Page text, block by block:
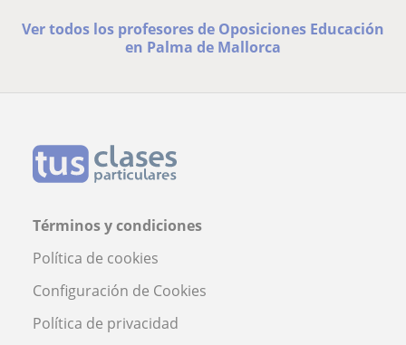
Ver todos los profesores de Oposiciones Educación
en Palma de Mallorca
Términos y condiciones
Política de cookies
Configuración de Cookies
Política de privacidad